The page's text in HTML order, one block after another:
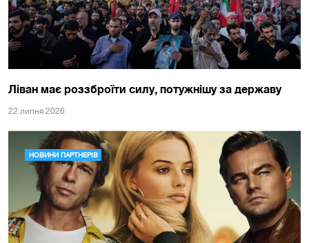
Ліван має роззброїти силу, потужнішу за державу
22 липня 2026